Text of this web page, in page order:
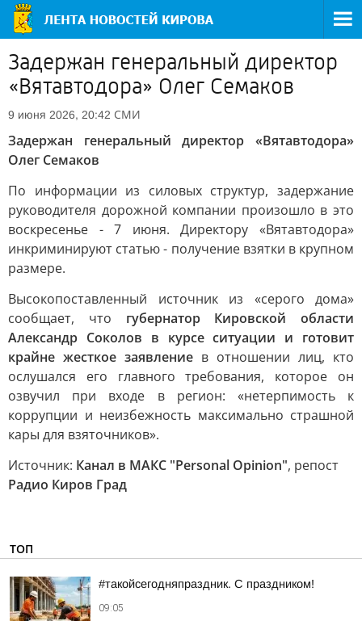
Задержан генеральный директор
«Вятавтодора» Олег Семаков
9 июня 2026, 20:42 СМИ
Задержан генеральный директор «Вятавтодора»
Олег Семаков
По информации из силовых структур, задержание
руководителя дорожной компании произошло в это
воскресенье - 7 июня. Директору «Вятавтодора»
инкриминируют статью - получение взятки в крупном
размере.
Высокопоставленный источник из «серого дома»
сообщает, что губернатор Кировской области
Александр Соколов в курсе ситуации и готовит
крайне жесткое заявление в отношении лиц, кто
ослушался его главного требования, которое он
озвучил при входе в регион: «нетерпимость к
коррупции и неизбежность максимально страшной
кары для взяточников».
Источник: Канал в МАКС "Personal Opinion", репост
Радио Киров Град
ТОП
#такойсегодняпраздник. С праздником!
09:05